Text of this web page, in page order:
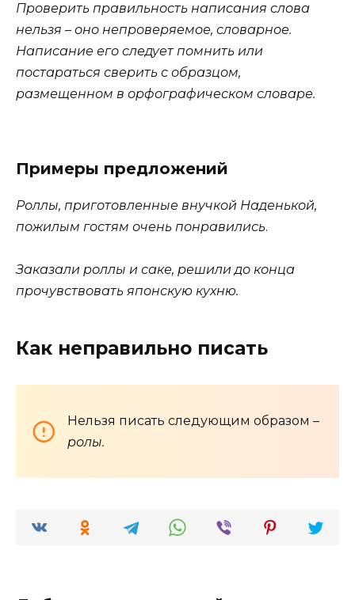
Проверить правильность написания слова
нельзя – оно непроверяемое, словарное.
Написание его следует помнить или
постараться сверить с образцом,
размещенном в орфографическом словаре.
Примеры предложений
Роллы, приготовленные внучкой Наденькой,
пожилым гостям очень понравились.
Заказали роллы и саке, решили до конца
прочувствовать японскую кухню.
Как неправильно писать
Нельзя писать следующим образом –
ролы.